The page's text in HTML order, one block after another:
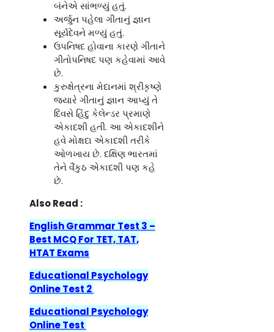
બંનેએ સાંભળ્યું હતું.
અર્જુન પહેલા ગીતાનું જ્ઞાન
સૂર્યદેવને મળ્યું હતું.
ઉપનિષદ હોવાના કારણે ગીતાને
ગીતોપનિષદ પણ કહેવામાં આવે
છે.
કુરુક્ષેત્રના મેદાનમાં શ્રીકૃષ્ણે
જ્યારે ગીતાનું જ્ઞાન આપ્યું તે
દિવસે હિંદુ કેલેન્ડર પ્રમાણે
એકાદશી હતી. આ એકાદશીને
હવે મોક્ષદા એકાદશી તરીકે
ઓળખાય છે. દક્ષિણ ભારતમાં
તેને વૈંકુઠ એકાદશી પણ કહે
છે.
Also Read :
English Grammar Test 3 –
Best MCQ For TET, TAT,
HTAT Exams
Educational Psychology
Online Test 2
Educational Psychology
Online Test